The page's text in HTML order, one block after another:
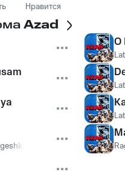
Нравится
Azad
O